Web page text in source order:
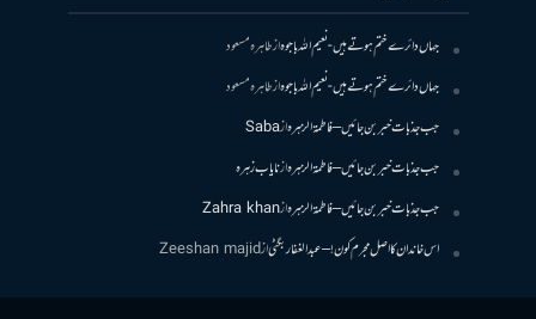
جہاں دائرے ختم ہوتے ہیں- نعیم اللہ باجوہازطاہرہ مسعود
جہاں دائرے ختم ہوتے ہیں- نعیم اللہ باجوہازطاہرہ مسعود
جب جذبات خبر بن جائیں – فاطمۃالزہرہازSaba
جب جذبات خبر بن جائیں – فاطمۃالزہرہازنایاب زہرہ
جب جذبات خبر بن جائیں – فاطمۃالزہرہازZahra khan
اس خاندان کا اصل مجرم کون! – عبدالغفار بگٹیازZeeshan majid